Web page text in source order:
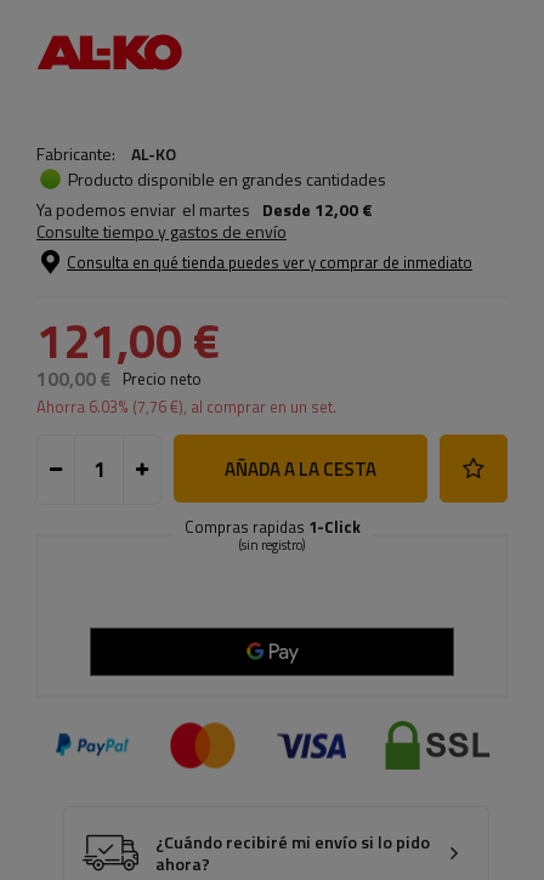
Fabricante:
AL-KO
Producto disponible en grandes cantidades
Ya podemos enviar el martes Desde 12,00 €
Consulte tiempo y gastos de envío
Consulta en qué tienda puedes ver y comprar de inmediato
121,00 €
100,00 € Precio neto
Ahorra 6.03% (7,76 €), al comprar en un set.
AÑADA A LA CESTA
Compras rapidas 1-Click
(sin registro)
¿Cuándo recibiré mi envío si lo pido
ahora?